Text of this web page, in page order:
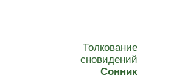
Толкование
сновидений
Сонник